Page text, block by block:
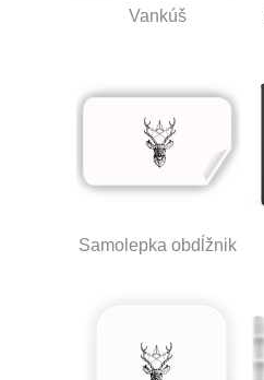
Vankúš
Samolepka obdĺžnik